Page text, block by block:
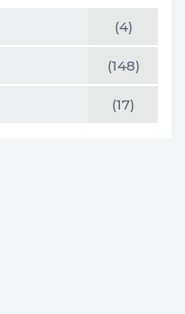
(4)
(148)
(17)